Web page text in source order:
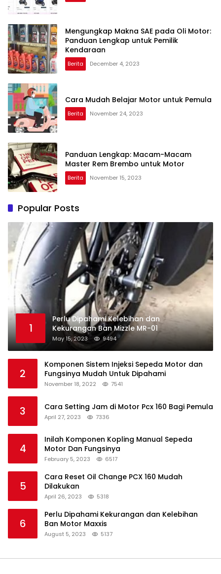
Mengungkap Makna SAE pada Oli Motor:
Panduan Lengkap untuk Pemilik
Kendaraan
Berita December 4, 2023
Cara Mudah Belajar Motor untuk Pemula
Berita November 24, 2023
Panduan Lengkap: Macam-Macam
Master Rem Brembo untuk Motor
Berita November 15, 2023
Popular Posts
1
Perlu Dipahami Kelebihan dan
Kekurangan Ban Mizzle MR-01
May 15, 2023 9494
2
Komponen Sistem Injeksi Sepeda Motor dan
Fungsinya Mudah Untuk Dipahami
November 18, 2022 7541
3 Cara Setting Jam di Motor Pcx 160 Bagi Pemula
April 27, 2023 7336
4
Inilah Komponen Kopling Manual Sepeda
Motor Dan Fungsinya
February 5, 2023 6517
5
Cara Reset Oil Change PCX 160 Mudah
Dilakukan
April 26, 2023 5318
6
Perlu Dipahami Kekurangan dan Kelebihan
Ban Motor Maxxis
August 5, 2023 5137